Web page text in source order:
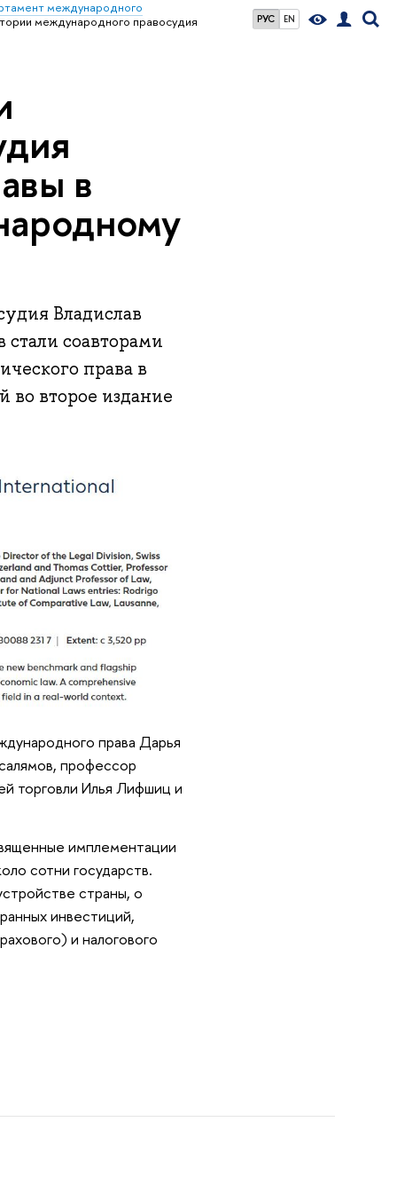
РУС EN
международного
международного правосудия
в
Владислав
соавторами
права в
во второе издание
права Дарья
профессор
торговли Илья Лифшиц и
имплементации
сотни государств.
страны, о
инвестиций,
и налогового